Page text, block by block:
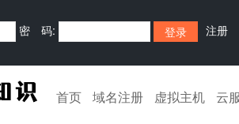
密 码: 注册
首页 域名注册 虚拟主机 云